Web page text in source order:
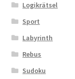
Logikrätsel
Sport
Labyrinth
Rebus
Sudoku